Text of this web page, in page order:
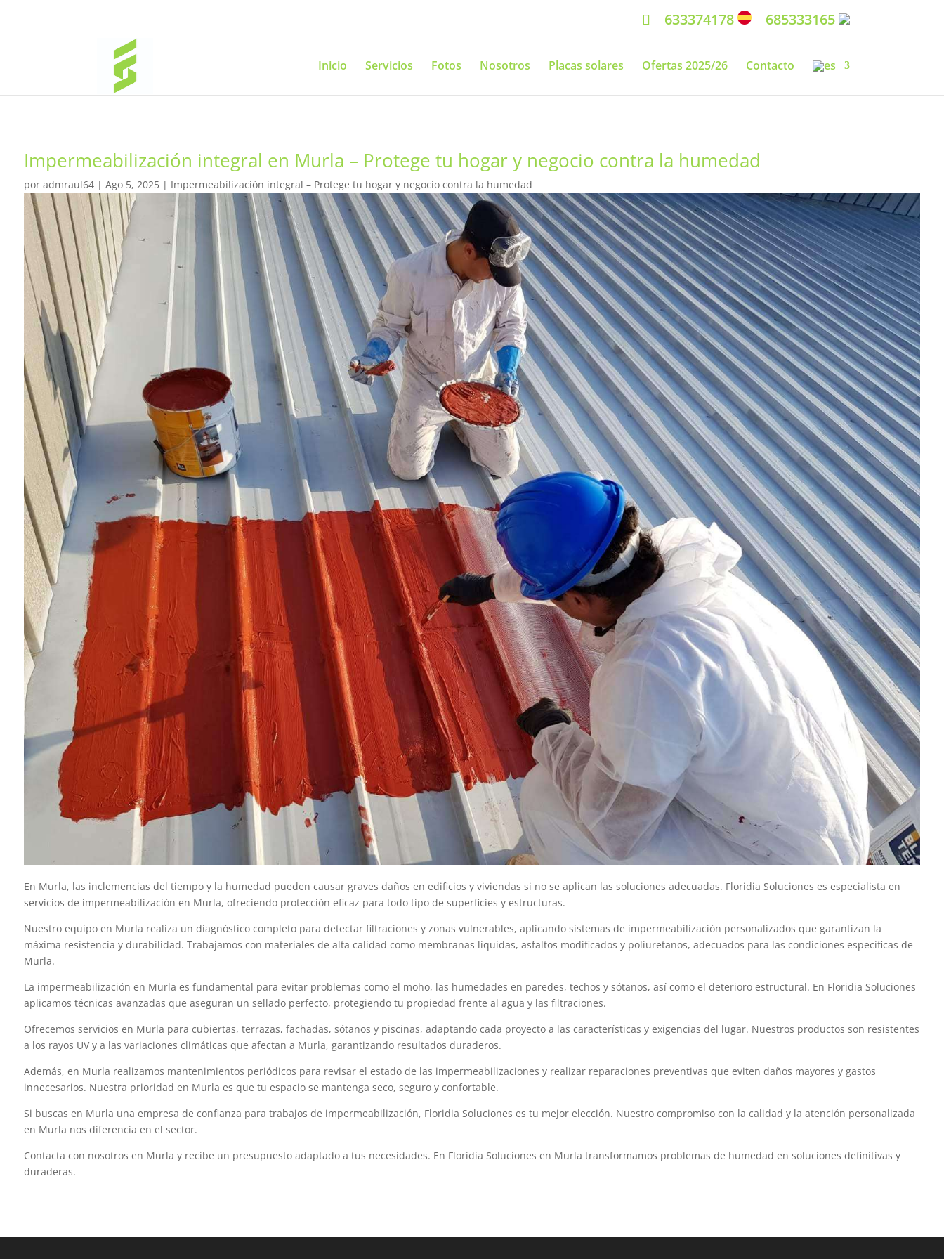
633374178 685333165
Inicio Servicios Fotos Nosotros Placas solares Ofertas 2025/26 Contacto
Impermeabilización integral en Murla – Protege tu hogar y negocio contra la humedad
por admraul64| Ago 5, 2025| Impermeabilización integral – Protege tu hogar y negocio contra la humedad
En Murla, las inclemencias del tiempo y la humedad pueden causar graves daños en edificios y viviendas si no se aplican las soluciones adecuadas. Floridia Soluciones es especialista en
servicios de impermeabilización en Murla, ofreciendo protección eficaz para todo tipo de superficies y estructuras.
Nuestro equipo en Murla realiza un diagnóstico completo para detectar filtraciones y zonas vulnerables, aplicando sistemas de impermeabilización personalizados que garantizan la
máxima resistencia y durabilidad. Trabajamos con materiales de alta calidad como membranas líquidas, asfaltos modificados y poliuretanos, adecuados para las condiciones específicas de
Murla.
La impermeabilización en Murla es fundamental para evitar problemas como el moho, las humedades en paredes, techos y sótanos, así como el deterioro estructural. En Floridia Soluciones
aplicamos técnicas avanzadas que aseguran un sellado perfecto, protegiendo tu propiedad frente al agua y las filtraciones.
Ofrecemos servicios en Murla para cubiertas, terrazas, fachadas, sótanos y piscinas, adaptando cada proyecto a las características y exigencias del lugar. Nuestros productos son resistentes
a los rayos UV y a las variaciones climáticas que afectan a Murla, garantizando resultados duraderos.
Además, en Murla realizamos mantenimientos periódicos para revisar el estado de las impermeabilizaciones y realizar reparaciones preventivas que eviten daños mayores y gastos
innecesarios. Nuestra prioridad en Murla es que tu espacio se mantenga seco, seguro y confortable.
Si buscas en Murla una empresa de confianza para trabajos de impermeabilización, Floridia Soluciones es tu mejor elección. Nuestro compromiso con la calidad y la atención personalizada
en Murla nos diferencia en el sector.
Contacta con nosotros en Murla y recibe un presupuesto adaptado a tus necesidades. En Floridia Soluciones en Murla transformamos problemas de humedad en soluciones definitivas y
duraderas.